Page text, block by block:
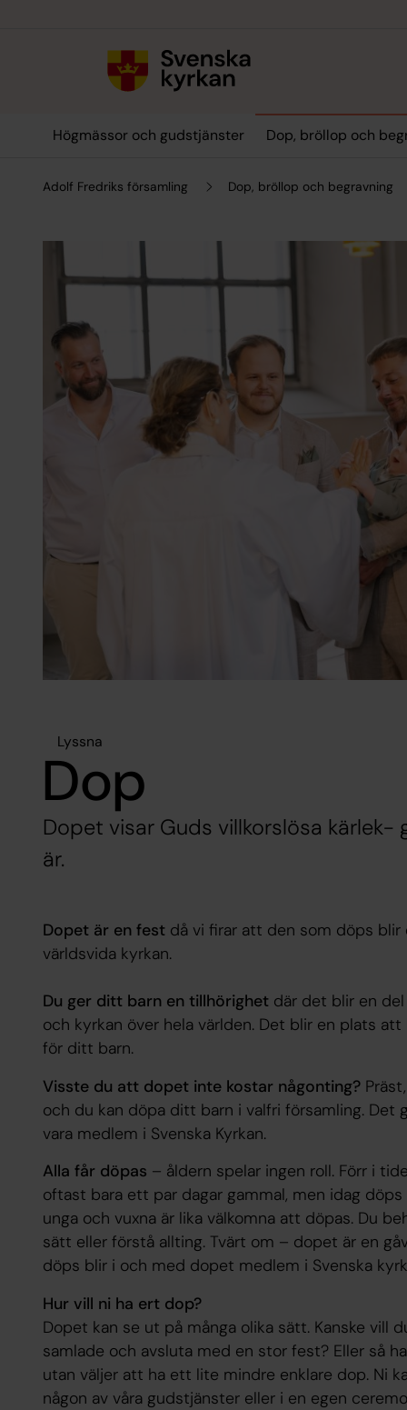
Högmässor och gudstjänster Dop, bröllop och
Adolf Fredriks församling Dop, bröllop och begravning
Lyssna
Dop
Dopet visar Guds villkorslösa kärlek-
är.
Dopet är en festdå vi firar att den som döps blir
världsvida kyrkan.
Du ger ditt barn en tillhörighetdär det blir en del
och kyrkan över hela världen. Det blir en plats
för ditt barn.
Visste du att dopet inte kostar någonting?
och du kan döpa ditt barn i valfri församling.
vara medlem i Svenska Kyrkan.
Alla får döpas – åldern spelar ingen roll. Förr i
oftast bara ett par dagar gammal, men idag
unga och vuxna är lika välkomna att döpas. Du
sätt eller förstå allting. Tvärt om – dopet är en
döps blir i och med dopet medlem i Svenska
Hur vill ni ha ert dop?
Dopet kan se ut på många olika sätt. Kanske vill
samlade och avsluta med en stor fest? Eller så
utan väljer att ha ett lite mindre enklare dop. Ni
någon av våra gudstjänster eller i en egen